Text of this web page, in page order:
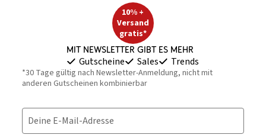
10% +
Versand
gratis*
Mit Newsletter gibt es mehr
Gutscheine Sales Trends
*30 Tage gültig nach Newsletter-Anmeldung, nicht mit
anderen Gutscheinen kombinierbar
Deine E-Mail-Adresse